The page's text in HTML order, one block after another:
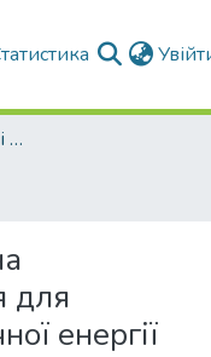
Факультет Енергетики і комп'ютерних технологій
для
енергії